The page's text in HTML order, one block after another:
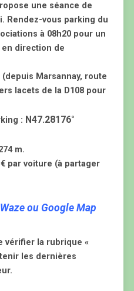
une séance de
Rendez-vous parking du
à 08h20 pour un
en direction de
(depuis Marsannay, route
lacets de la D108 pour
: N47.28176°
m.
par voiture (à partager
ou Google Map
vérifier la rubrique «
les dernières